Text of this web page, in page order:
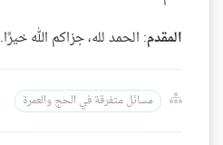
المقدم: الحمد لله، جزاكم الله خيرًا.
مسائل متفرقة في الحج والعمرة